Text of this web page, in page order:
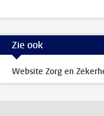
Zie ook
Website Zorg en